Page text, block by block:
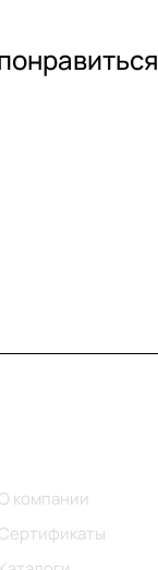
О компании
Сертификаты